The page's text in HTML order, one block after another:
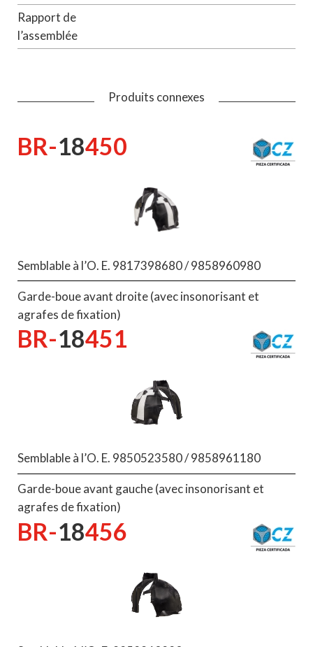
Rapport de
l’assemblée
Produits connexes
BR-18450
Semblable à l’O. E. 9817398680 / 9858960980
Garde-boue avant droite (avec insonorisant et
agrafes de fixation)
BR-18451
Semblable à l’O. E. 9850523580 / 9858961180
Garde-boue avant gauche (avec insonorisant et
agrafes de fixation)
BR-18456